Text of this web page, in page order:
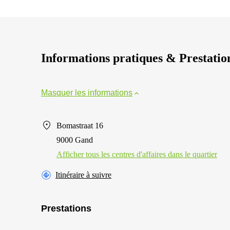
Informations pratiques &
Masquer les informations
Bomastraat 16
9000 Gand
Afficher tous les centres d'affaires dans le quartier
Itinéraire à suivre
Prestations